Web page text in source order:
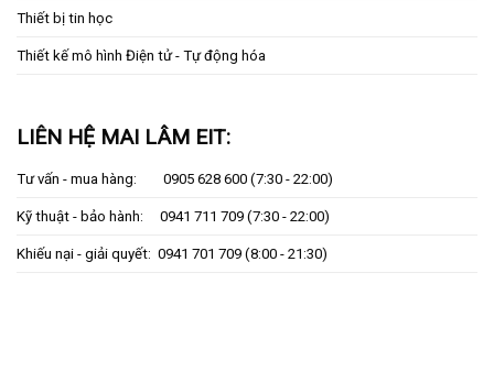
Thiết bị tin học
Thiết kế mô hình Điện tử - Tự động hóa
LIÊN HỆ MAI LÂM EIT:
Tư vấn - mua hàng: 0905 628 600 (7:30 - 22:00)
Kỹ thuật - bảo hành: 0941 711 709 (7:30 - 22:00)
Khiếu nại - giải quyết: 0941 701 709 (8:00 - 21:30)